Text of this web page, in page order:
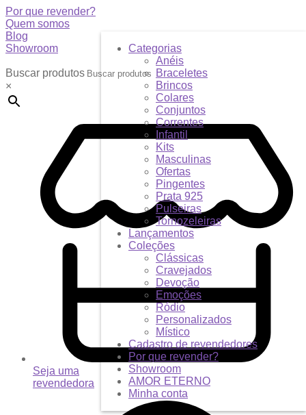
Por que revender?
Quem somos
Blog
Showroom
Buscar produtos
×
Seja uma
revendedora
Categorias
Anéis
Braceletes
Brincos
Colares
Conjuntos
Correntes
Infantil
Kits
Masculinas
Ofertas
Pingentes
Prata 925
Pulseiras
Tornozeleiras
Lançamentos
Coleções
Clássicas
Cravejados
Devoção
Emoções
Ródio
Personalizados
Místico
Cadastro de revendedores
Por que revender?
Showroom
AMOR ETERNO
Minha conta